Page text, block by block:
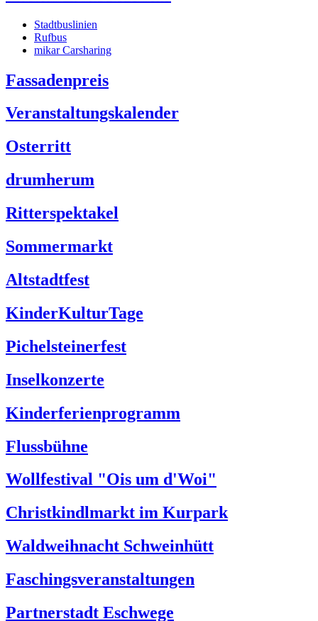
Stadtbuslinien
Rufbus
mikar Carsharing
Fassadenpreis
Veranstaltungskalender
Osterritt
drumherum
Ritterspektakel
Sommermarkt
Altstadtfest
KinderKulturTage
Pichelsteinerfest
Inselkonzerte
Kinderferienprogramm
Flussbühne
Wollfestival "Ois um d'Woi"
Christkindlmarkt im Kurpark
Waldweihnacht Schweinhütt
Faschingsveranstaltungen
Partnerstadt Eschwege